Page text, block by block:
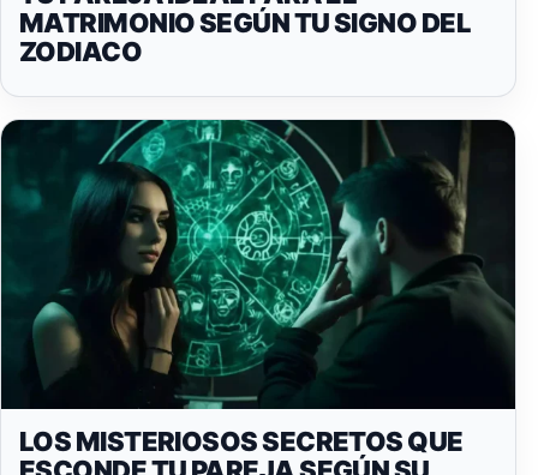
MATRIMONIO SEGÚN TU SIGNO DEL
ZODIACO
LOS MISTERIOSOS SECRETOS QUE